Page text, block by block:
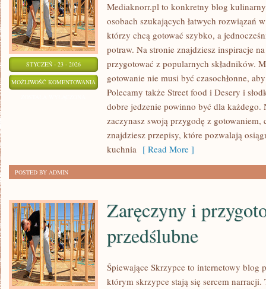
STYCZEŃ - 23 - 2026
MOŻLIWOŚĆ KOMENTOWANIA KAWA
HERBATA
Mediaknorr.pl to konkretny blog
osobach szukających łatwych rozwiązań
którzy chcą gotować szybko, a
potraw. Na stronie znajdziesz inspiracje
przygotować z popularnych składników.
gotowanie nie musi być czasochłonne,
Polecamy także Street food i Desery i
dobre jedzenie powinno być dla
zaczynasz swoją przygodę z
znajdziesz przepisy, które pozwalają
kuchnia [ Read More ]
POSTED BY ADMIN
Zaręczyny i
przedślubne
Śpiewające Skrzypce to internetowy blog
którym skrzypce stają się sercem narracji.